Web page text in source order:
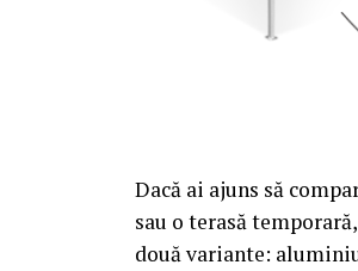
Dacă ai ajuns să
sau o terasă
două variante: